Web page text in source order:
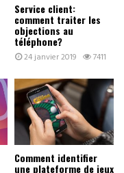
Service client:
comment traiter les
objections au
téléphone?
24 janvier 2019 7411
Comment identifier
une plateforme de jeux